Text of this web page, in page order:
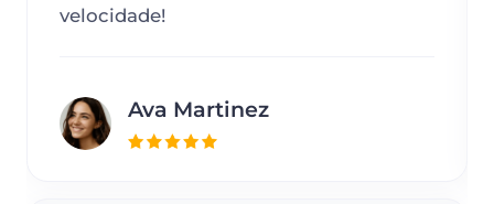
velocidade!
Ava Martinez